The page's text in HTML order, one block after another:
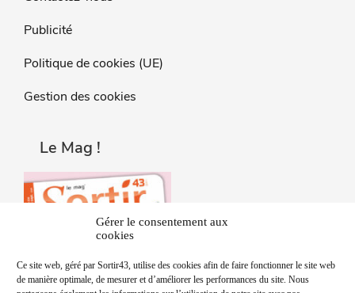
Gérer le consentement aux
cookies
Ce site web, géré par Sortir43, utilise des cookies afin de faire fonctionner le site web
de manière optimale, de mesurer et d’améliorer les performances du site. Nous
Publicité
Politique de cookies (UE)
Gestion des cookies
Le Mag !